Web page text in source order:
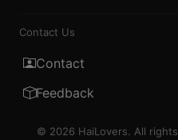
TOS
Contact Us
Contact
Feedback
© 2026 HaiLovers. All rights